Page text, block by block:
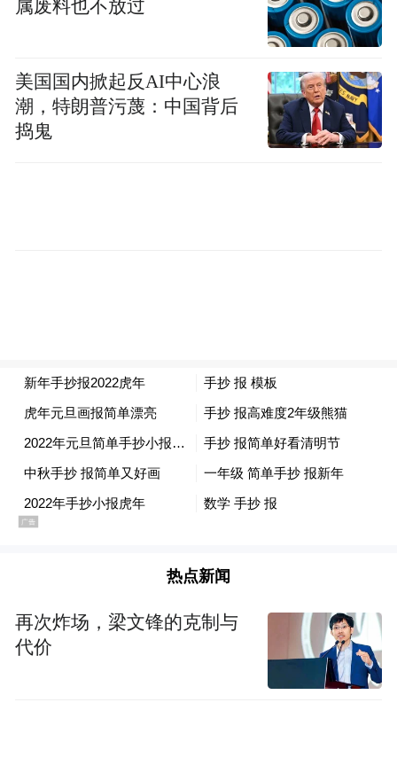
据了解，2025年10月15日，山西省陵川县发
布封山禁火令，自2025年10月15日至2026年
6月15日为全县封山禁火期。古郊乡关于临时
封闭辖区徒步线路的温馨提示中写道，自
2026年4月12日起，该乡将临时封闭马武寨至
Notice: The content above (including the videos,
by the user of Dafeng Hao, which is a social media
platform and merely provides information storage
属废料也不放过
美国国内掀起反AI中心浪
潮，特朗普污蔑：中国背后
捣鬼
热点新闻
再次炸场，梁文锋的克制与
代价